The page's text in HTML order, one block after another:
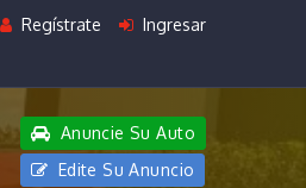
Regístrate Ingresar
Anuncie Su Auto
Edite Su Anuncio